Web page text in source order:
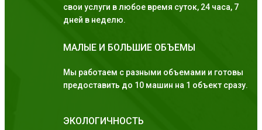
свои услуги в любое время суток, 24 часа, 7
дней в неделю.
МАЛЫЕ И БОЛЬШИЕ ОБЪЕМЫ
Мы работаем с разными объемами и готовы
предоставить до 10 машин на 1 объект сразу.
ЭКОЛОГИЧНОСТЬ